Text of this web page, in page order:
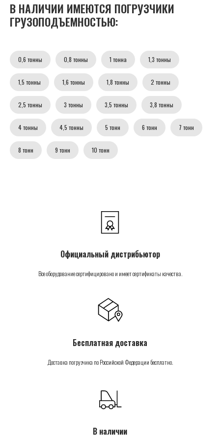
В НАЛИЧИИ ИМЕЮТСЯ ПОГРУЗЧИКИ
ГРУЗОПОДЪЕМНОСТЬЮ:
0,6 тонны 0,8 тонны 1 тонна 1,3 тонны
1,5 тонны 1,6 тонны 1,8 тонны 2 тонны
2,5 тонны 3 тонны 3,5 тонны 3,8 тонны
4 тонны 4,5 тонны 5 тонн 6 тонн 7 тонн
8 тонн 9 тонн 10 тонн
Официальный дистрибьютор
Все оборудование сертифицировано и имеет сертификаты качества.
Бесплатная доставка
Доставка погрузчика по Российской Федерации бесплатно.
В наличии